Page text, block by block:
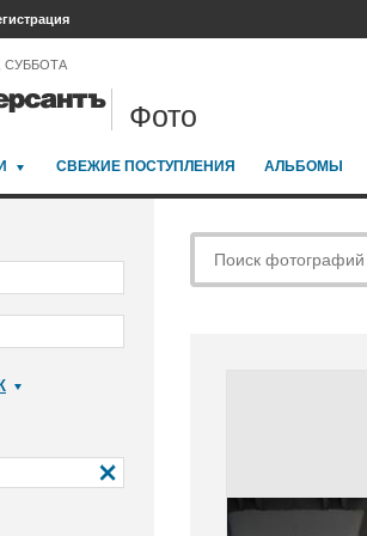
СУББОТА
Фото
СВЕЖИЕ ПОСТУПЛЕНИЯ АЛЬБОМЫ